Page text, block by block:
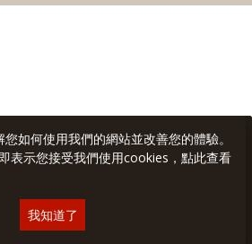
如何使用我們的網站並改善您的體驗。
表示您接受我們使用cookies，點此查看
我知道了